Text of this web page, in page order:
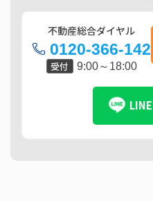
不動産総合ダイヤル
0120-366-142
受付 9:00～18:00